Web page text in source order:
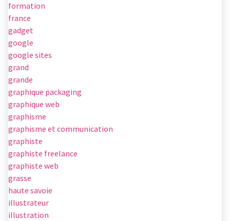
formation
france
gadget
google
google sites
grand
grande
graphique packaging
graphique web
graphisme
graphisme et communication
graphiste
graphiste freelance
graphiste web
grasse
haute savoie
illustrateur
illustration